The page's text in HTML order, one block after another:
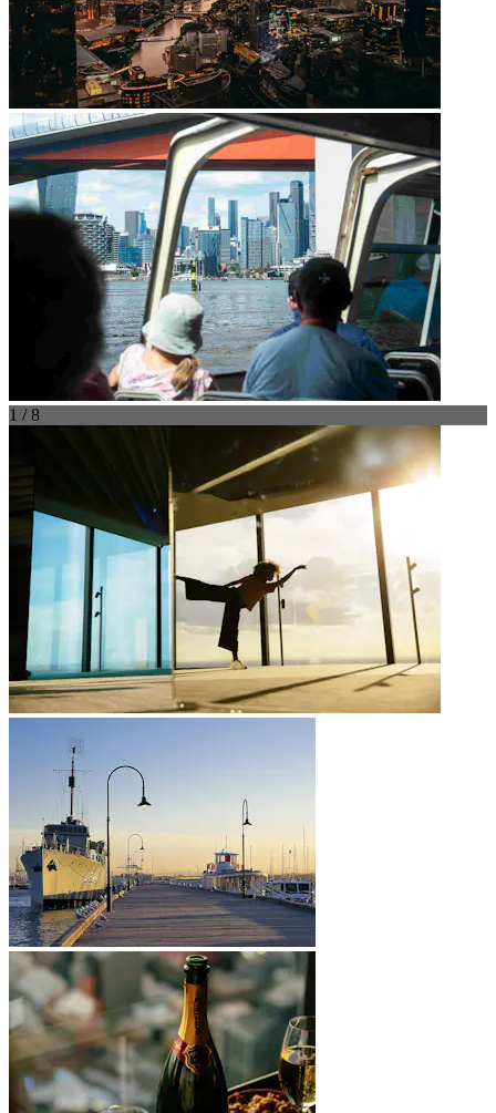
1 / 8